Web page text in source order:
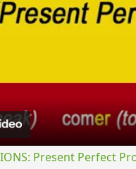
Present Perfect